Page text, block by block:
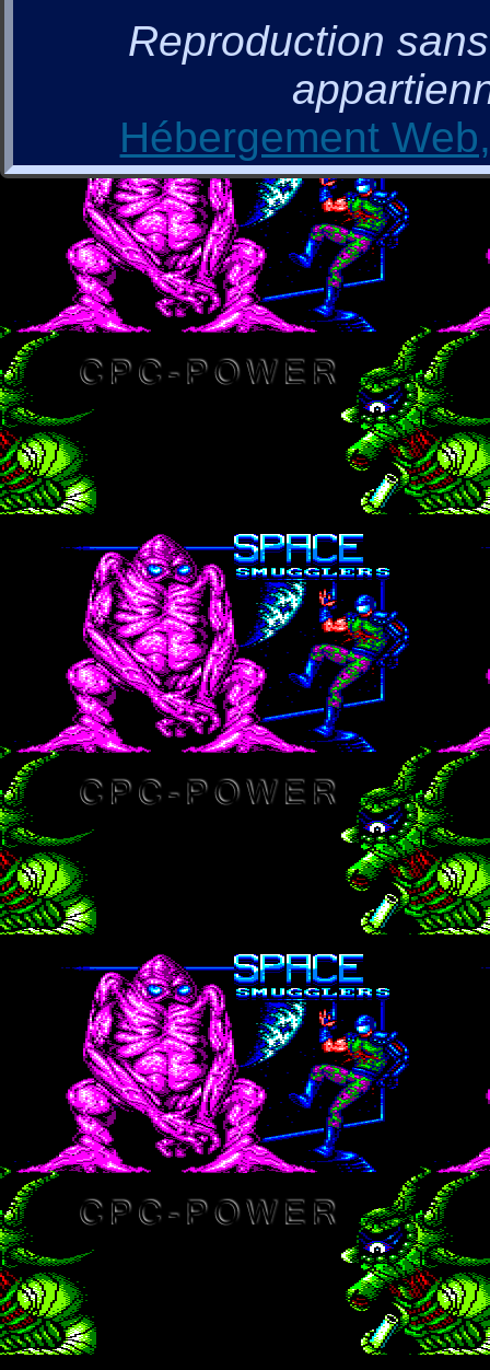
Reproduction
Hébergement